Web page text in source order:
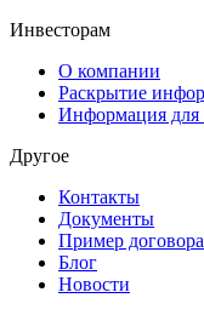
Инвесторам
О компании
Раскрытие
Информация для
Другое
Контакты
Документы
Пример
Блог
Новости